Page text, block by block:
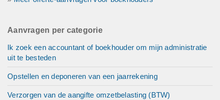
Aanvragen per categorie
Ik zoek een accountant of boekhouder om mijn administratie
uit te besteden
Opstellen en deponeren van een jaarrekening
Verzorgen van de aangifte omzetbelasting (BTW)